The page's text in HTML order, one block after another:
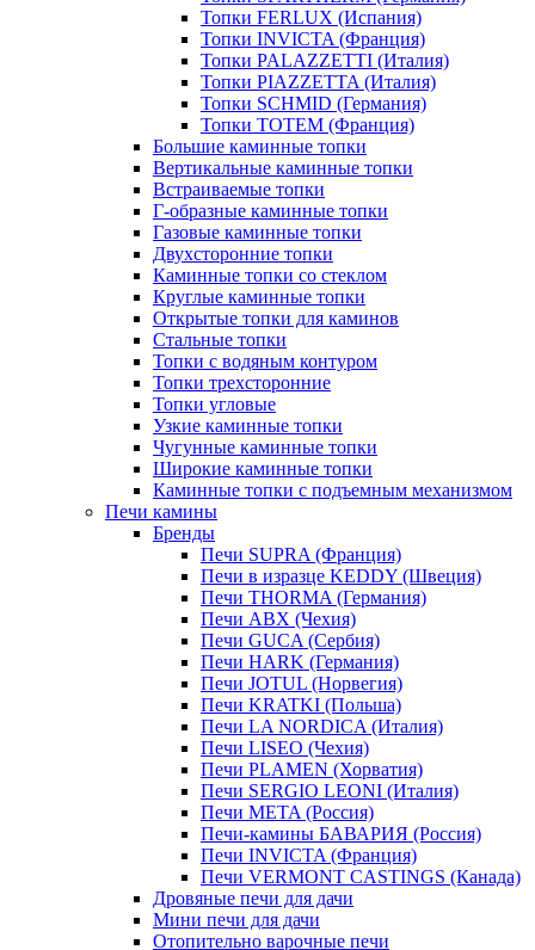
Топки FERLUX (Испания)
Топки INVICTA (Франция)
Топки PALAZZETTI (Италия)
Топки PIAZZETTA (Италия)
Топки SCHMID (Германия)
Топки TOTEM (Франция)
Большие каминные топки
Вертикальные каминные топки
Встраиваемые топки
Г-образные каминные топки
Газовые каминные топки
Двухсторонние топки
Каминные топки со стеклом
Круглые каминные топки
Открытые топки для каминов
Стальные топки
Топки с водяным контуром
Топки трехсторонние
Топки угловые
Узкие каминные топки
Чугунные каминные топки
Широкие каминные топки
Каминные топки с подъемным механизмом
Печи камины
Бренды
Печи SUPRA (Франция)
Печи в изразце KEDDY (Швеция)
Печи THORMA (Германия)
Печи ABX (Чехия)
Печи GUCA (Сербия)
Печи HARK (Германия)
Печи JOTUL (Норвегия)
Печи KRATKI (Польша)
Печи LA NORDICA (Италия)
Печи LISEO (Чехия)
Печи PLAMEN (Хорватия)
Печи SERGIO LEONI (Италия)
Печи META (Россия)
Печи-камины БАВАРИЯ (Россия)
Печи INVICTA (Франция)
Печи VERMONT CASTINGS (Канада)
Дровяные печи для дачи
Мини печи для дачи
Отопительно варочные печи